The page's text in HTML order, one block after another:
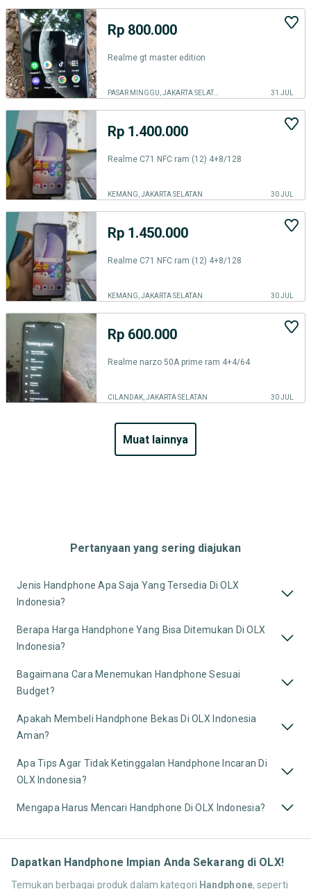
Rp 800.000
Realme gt master edition
PASAR MINGGU, JAKARTA SELATAN 31 JUL
Rp 1.400.000
Realme C71 NFC ram (12) 4+8/128
KEMANG, JAKARTA SELATAN 30 JUL
Rp 1.450.000
Realme C71 NFC ram (12) 4+8/128
KEMANG, JAKARTA SELATAN 30 JUL
Rp 600.000
Realme narzo 50A prime ram 4+4/64
CILANDAK, JAKARTA SELATAN 30 JUL
muat lainnya
Pertanyaan yang sering diajukan
Jenis Handphone Apa Saja Yang Tersedia Di OLX
Indonesia?
Berapa Harga Handphone Yang Bisa Ditemukan Di OLX
Indonesia?
Bagaimana Cara Menemukan Handphone Sesuai
Budget?
Apakah Membeli Handphone Bekas Di OLX Indonesia
Aman?
Apa Tips Agar Tidak Ketinggalan Handphone Incaran Di
OLX Indonesia?
Mengapa Harus Mencari Handphone Di OLX Indonesia?
Dapatkan Handphone Impian Anda Sekarang di OLX!
Temukan berbagai produk dalam kategori Handphone, seperti